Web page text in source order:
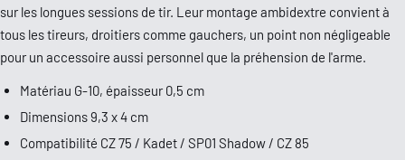
sur les longues sessions de tir. Leur montage ambidextre convient à
tous les tireurs, droitiers comme gauchers, un point non négligeable
pour un accessoire aussi personnel que la préhension de l'arme.
Matériau G-10, épaisseur 0,5 cm
Dimensions 9,3 x 4 cm
Compatibilité CZ 75 / Kadet / SP01 Shadow / CZ 85